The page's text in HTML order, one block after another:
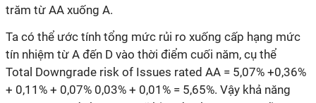
trăm từ AA xuống A.
Ta có thể ước tính tổng mức rủi ro xuống cấp hạng mức
tín nhiệm từ A đến D vào thời điểm cuối năm, cụ thể
Total Downgrade risk of Issues rated AA = 5,07% +0,36%
+ 0,11% + 0,07% 0,03% + 0,01% = 5,65%. Vậy khả năng